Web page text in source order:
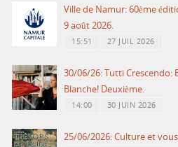
Ville de Namur: 60ème
9 août 2026.
15:51 27 JUIL 2026
30/06/26: Tutti Crescendo:
Blanche! Deuxième.
14:00 30 JUIN 2026
25/06/2026: Culture et